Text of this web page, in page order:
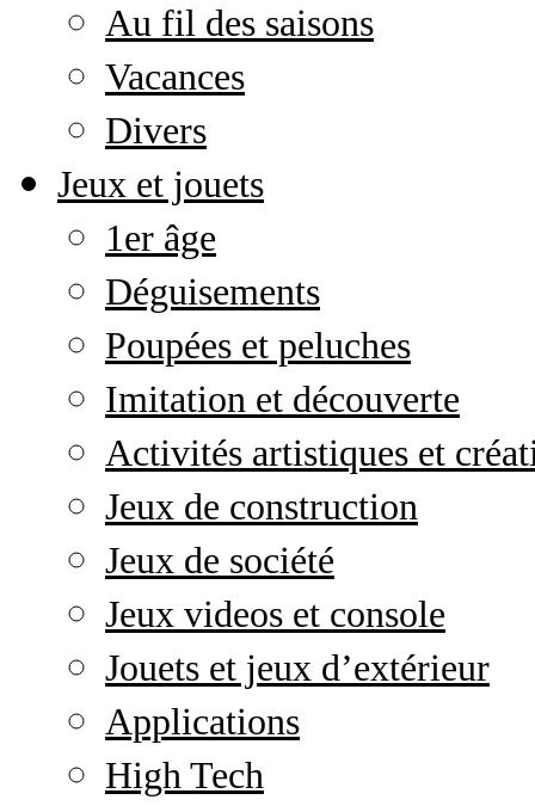
Au fil des saisons
Vacances
Divers
Jeux et jouets
1er âge
Déguisements
Poupées et peluches
Imitation et découverte
Activités artistiques et
Jeux de construction
Jeux de société
Jeux videos et console
Jouets et jeux d’extérieur
Applications
High Tech